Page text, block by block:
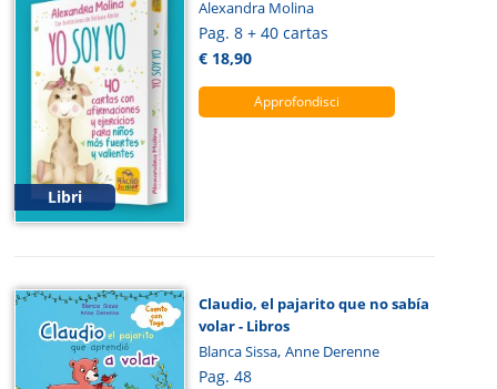
Libri
Alexandra Molina
Pag. 8 + 40 cartas
€ 18,90
Approfondisci
Claudio, el pajarito que no sabía
volar - Libros
Blanca Sissa, Anne Derenne
Pag. 48